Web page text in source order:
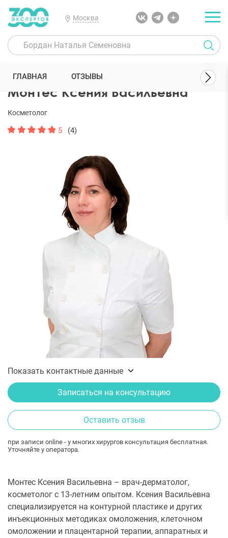
Москва
300 Экспертов Косметологи Монтес Ксения Васильевна
Монтес Ксения Васильевна
Косметолог
5 (4)
Показать контактные данные
Записаться на консультацию
Оставить отзыв
при записи online - у многих хирургов консультация бесплатная.
Уточняйте у оператора.
ГЛАВНАЯ ОТЗЫВЫ
Монтес Ксения Васильевна – врач-дерматолог,
косметолог с 13-летним опытом. Ксения Васильевна
специализируется на контурной пластике и других
инъекционных методиках омоложения, клеточном
омоложении и плацентарной терапии, аппаратных и